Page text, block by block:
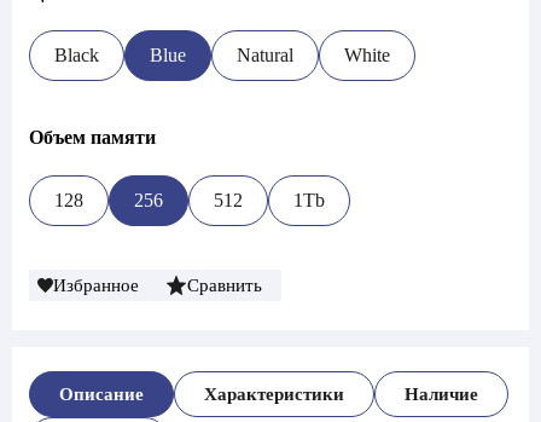
Black Blue Natural White
Объем памяти
128 256 512 1Tb
Избранное Сравнить
Описание Характеристики Наличие